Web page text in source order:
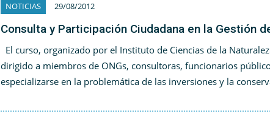
NOTICIAS 29/08/2012
Consulta y Participación Ciudadana en la Gestión
El curso, organizado por el Instituto de Ciencias de la
dirigido a miembros de ONGs, consultoras, funcionarios
especializarse en la problemática de las inversiones y la